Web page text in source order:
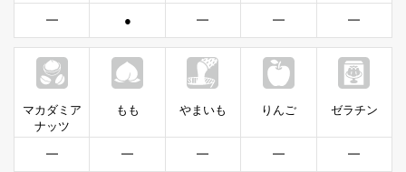
━ ● ━ ━ ━
マカダミア
ナッツ
━
もも
━
やまいも
━
りんご
━
ゼラチン
━